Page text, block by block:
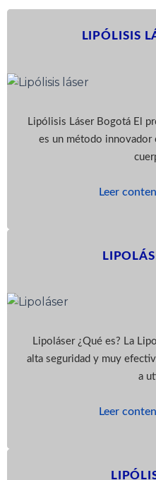
LIPÓLISIS
Lipólisis Láser Bogotá El
es un método innovador
Leer
Lipoláser ¿Qué es? La
alta seguridad y muy
a
Leer